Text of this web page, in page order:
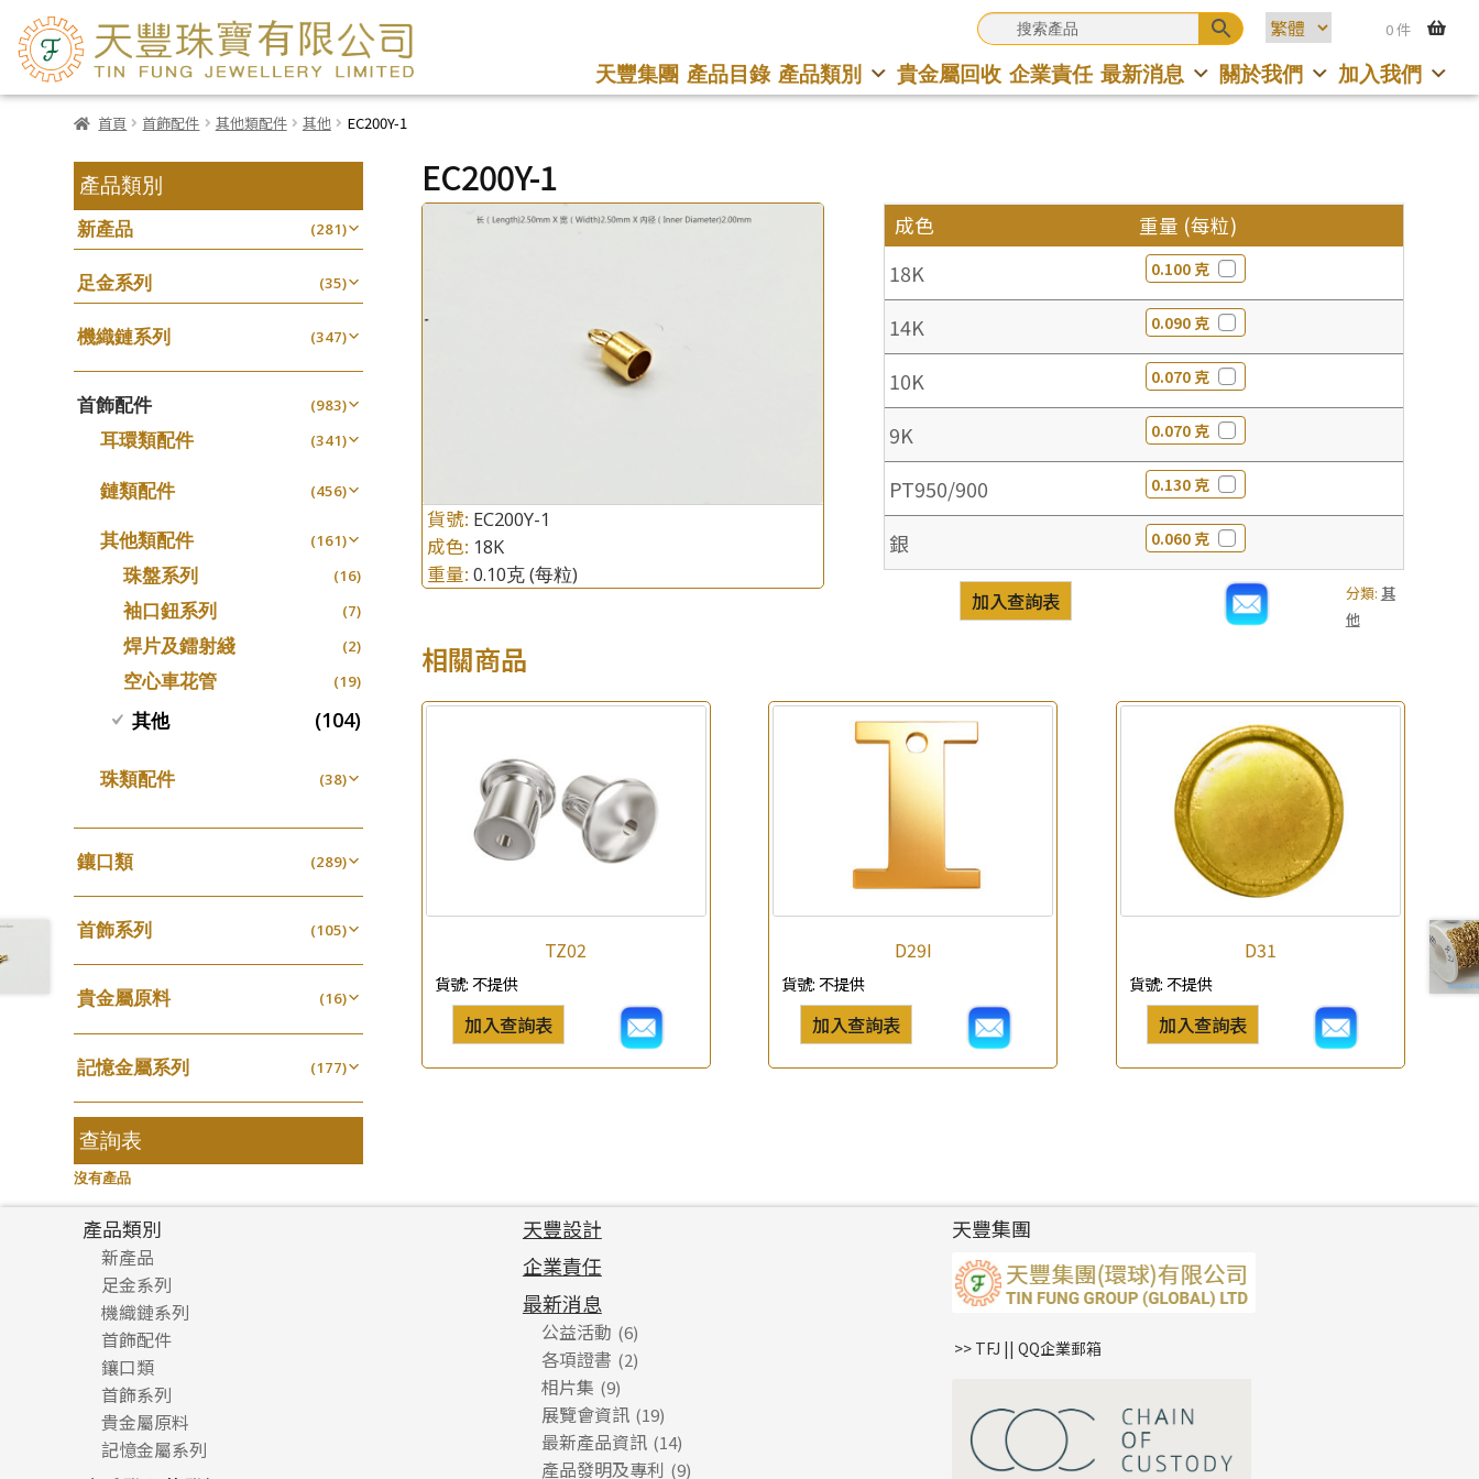
0 件
天豐集團 產品目錄 產品類別 貴金屬回收 企業責任 最新消息 關於我們 加入我們
首頁 首飾配件 其他類配件 其他 EC200Y-1
EC200Y-1
產品查詢 ×
* 聯絡電話
查詢以下產品
貨號: EC200Y-1
成色: 18K
重量: 0.10克(每粒)
成色 重量 (每粒)
18K 0.100 克
14K 0.090 克
10K 0.070 克
9K 0.070 克
PT950/900 0.130 克
銀 0.060 克
分類: 其
他
加入查詢表
相關商品
TZ02
貨號:不提供
加入查詢表
D29I
貨號: 不提供
加入查詢表
D31
貨號:不提供
加入查詢表
產品類別
新產品 (281)
足金系列 (35)
機織鏈系列 (347)
珠仔鏈 (25)
镶口链 (61)
管狀網鏈 (11)
十字鏈系列
十字閃O鏈系列 (27)
十字錘打鏈系列 (17)
側身車花鏈系列 (8)
側身鏈系列 (9)
肖邦鏈系列 (14)
雙十字鏈系列 (4)
蛇骨鏈系列
鏈尾系列 (6)
盒子鏈系列 (6)
嘴唇鏈系列 (3)
竹節鏈系列 (5)
S車花鏈系列
珍珠鏈系列 (3)
坦克鏈系列
滿天星鏈系列 (2)
刀片鏈系列 (4)
方假繩鏈系列
心心鏈系列
首飾配件 (983)
耳環類配件 (341)
卷迫系列
梅花迫系列 (19)
平臺迫系列 (74)
綫拍系列 (42)
美拍系列 (16)
耳針系列 (6)
耳環扣系列 (29)
耳環爪頭
耳環 (71)
鏈類配件 (456)
動感車花吊墜
調節珠系列
生圈扣系列
龍蝦扣系列
鴨俐制系列
字母吊墜
相盒吊墜 (11)
管扣系列
星座吊墜
珠扣
其他類配件 (161)
珠盤系列 (16)
袖口鈕系列 (7)
焊片及鐳射綫 (2)
空心車花管 (19)
其他 (104)
珠類配件 (38)
空心光身珠
空心批花珠
鑲口類 (289)
四爪頭系列 (20)
六爪頭系列 (41)
車花片 (35)
動感車花片 (20)
鑲口戒指 (16)
鑲口手鏈系列 (146)
首飾系列 (105)
手镯系列 (8)
戒指系列 (8)
空心耳環 (27)
空心车花管首饰链 (15)
空心手鐲系列 (8)
牛仔鏈
貴金屬原料 (16)
千足金 (16)
記憶金屬系列 (177)
記憶戒指 (30)
拉簧珠珠手鏈
記憶鈦手鐲
查詢表
沒有產品
*你的名字
公司名稱
產品類別
新產品
足金系列
足金配件
機織鏈系列
珠仔鏈
镶口链
管狀網鏈
十字車花鏈系列
十字閃O鏈系列
首飾配件
耳環類配件
卷迫系列
螺絲迫系列
梅花迫系列
鏈類配件
動感車花吊墜
調節珠系列
其他類配件
珠盤系列
珠類配件
鑲口類
四爪頭系列
六爪頭系列
車花片
首飾系列
手镯系列
戒指系列
貴金屬原料
千足金
記憶金屬系列
天豐設計
企業責任
最新消息
公益活動 (6)
各項證書 (2)
相片集 (9)
展覽會資訊 (19)
最新產品資訊 (14)
產品發明及專利 (9)
天豐集團
>> TFJ || QQ企業郵箱